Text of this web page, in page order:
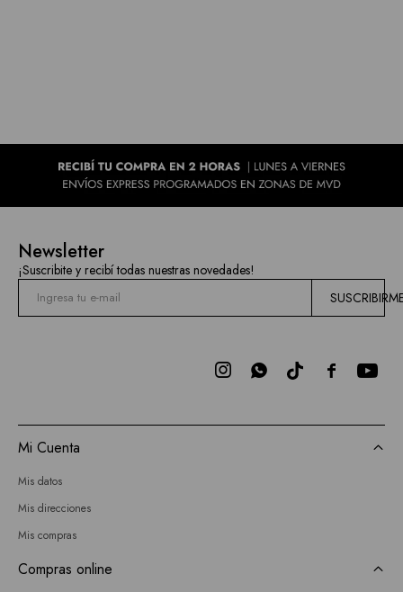
Newsletter
¡Suscribite y recibí todas nuestras novedades!

 
Mi Cuenta
Mis datos
Mis direcciones
Mis compras
Compras online